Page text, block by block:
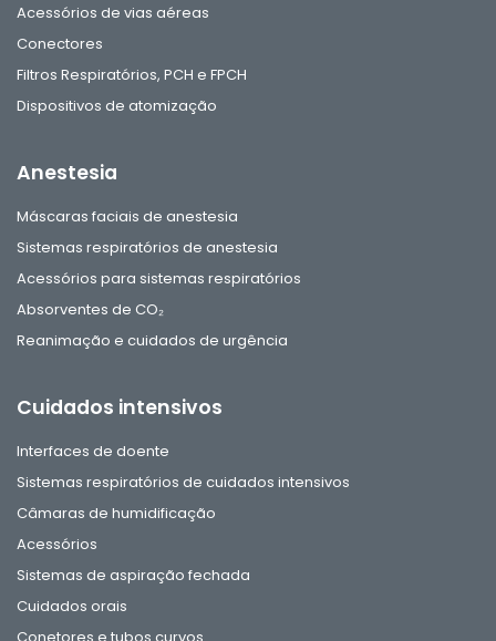
Acessórios de vias aéreas
Conectores
Filtros Respiratórios, PCH e FPCH
Dispositivos de atomização
Anestesia
Máscaras faciais de anestesia
Sistemas respiratórios de anestesia
Acessórios para sistemas respiratórios
Absorventes de CO₂
Reanimação e cuidados de urgência
Cuidados intensivos
Interfaces de doente
Sistemas respiratórios de cuidados intensivos
Câmaras de humidificação
Acessórios
Sistemas de aspiração fechada
Cuidados orais